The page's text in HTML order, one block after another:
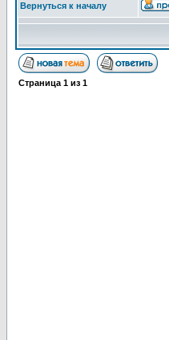
Вернуться к началу
Страница 1 из 1